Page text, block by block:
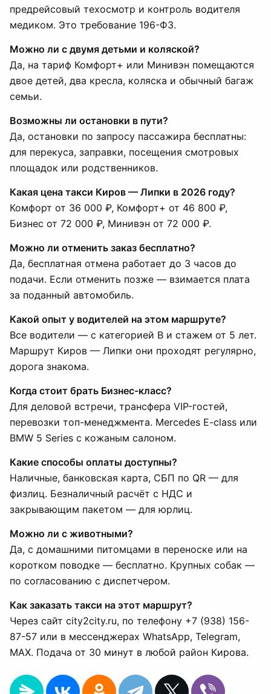
предрейсовый техосмотр и контроль водителя
медиком. Это требование 196-ФЗ.
Можно ли с двумя детьми и коляской?
Да, на тариф Комфорт+ или Минивэн помещаются
двое детей, два кресла, коляска и обычный багаж
семьи.
Возможны ли остановки в пути?
Да, остановки по запросу пассажира бесплатны:
для перекуса, заправки, посещения смотровых
площадок или родственников.
Какая цена такси Киров — Липки в 2026 году?
Комфорт от 36 000 ₽, Комфорт+ от 46 800 ₽,
Бизнес от 72 000 ₽, Минивэн от 72 000 ₽.
Можно ли отменить заказ бесплатно?
Да, бесплатная отмена работает до 3 часов до
подачи. Если отменить позже — взимается плата
за поданный автомобиль.
Какой опыт у водителей на этом маршруте?
Все водители — с категорией B и стажем от 5 лет.
Маршрут Киров — Липки они проходят регулярно,
дорога знакома.
Когда стоит брать Бизнес-класс?
Для деловой встречи, трансфера VIP-гостей,
перевозки топ-менеджмента. Mercedes E-class или
BMW 5 Series с кожаным салоном.
Какие способы оплаты доступны?
Наличные, банковская карта, СБП по QR — для
физлиц. Безналичный расчёт с НДС и
закрывающим пакетом — для юрлиц.
Можно ли с животными?
Да, с домашними питомцами в переноске или на
коротком поводке — бесплатно. Крупных собак —
по согласованию с диспетчером.
Как заказать такси на этот маршрут?
Через сайт city2city.ru, по телефону +7 (938) 156-
87-57 или в мессенджерах WhatsApp, Telegram,
MAX. Подача от 30 минут в любой район Кирова.